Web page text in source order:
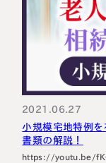
知県名古屋市中村区名
名古屋ビルヂング25階
2021.06.27
小規模宅地特例
書類の解説！
https://youtu.be/